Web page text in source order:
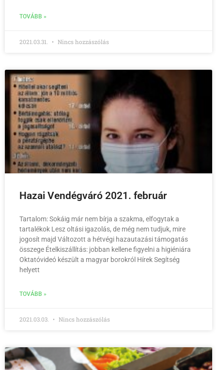
TOVÁBB »
2021.03.31. Nincs hozzászólás
Hazai Vendégváró 2021. február
Tartalom: Sokáig már nem bírja a szakma, elfogytak a
tartalékok Lesz oltási igazolás, de még nem tudjuk, mire
jogosít majd Változott a hétvégi hazautazási támogatás
összege Ételkiszállítás: jobban kellene figyelni a higiéniára
Oktatóvideó készült a magyar borokról Hírek Segítség
helyett
TOVÁBB »
2021.03.03. Nincs hozzászólás